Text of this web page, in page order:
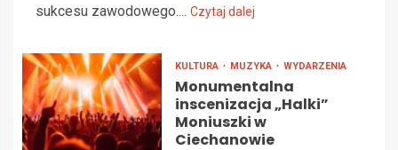
sukcesu zawodowego.... Czytaj dalej
KULTURA MUZYKA WYDARZENIA
Monumentalna
inscenizacja „Halki”
Moniuszki w
Ciechanowie